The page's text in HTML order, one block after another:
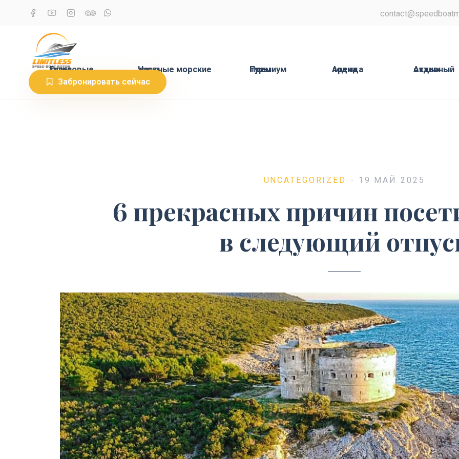
Групповые туры Частные морские туры Премиум туры Аренда лодки
Активный отдых
Забронировать сейчас
UNCATEGORIZED - 19 МАЙ 2025
6 прекрасных причин
в следующий